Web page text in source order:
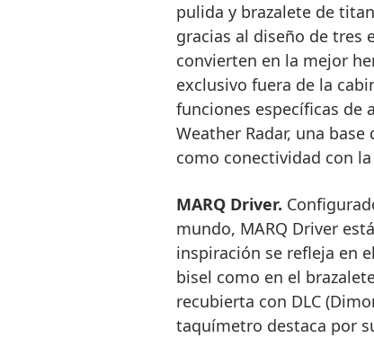
pulida y brazalete de
gracias al diseño de tres
convierten en la mejor
exclusivo fuera de la
funciones específicas de
Weather Radar, una
como conectividad con
MARQ Driver.
mundo, MARQ Driver
inspiración se refleja en
bisel como en el
recubierta con DLC
taquímetro destaca por